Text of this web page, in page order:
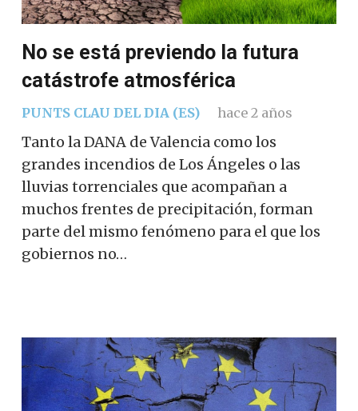
No se está previendo la futura
catástrofe atmosférica
PUNTS CLAU DEL DIA (ES) hace 2 años
Tanto la DANA de Valencia como los
grandes incendios de Los Ángeles o las
lluvias torrenciales que acompañan a
muchos frentes de precipitación, forman
parte del mismo fenómeno para el que los
gobiernos no…